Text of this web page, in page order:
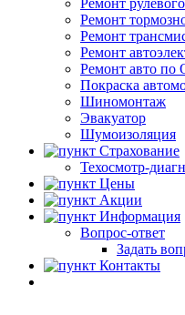
Ремонт
Ремонт
Ремонт
Ремонт
Ремонт авто
Покраска
Шиномонтаж
Эвакуатор
Шумоизоляция
Страхование
Техосмотр-
Цены
Акции
Информация
Вопрос-ответ
Задать
Контакты